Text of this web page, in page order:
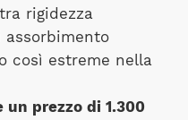
rigidezza
così estreme nella
un prezzo di 1.300